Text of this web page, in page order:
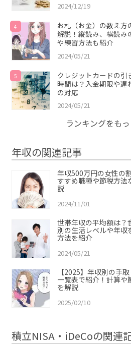
2024/12/19
4
お札（お金）の数え方
解説！縦読み、横読み
や練習方法も紹介
2024/05/21
5
クレジットカードの引
時間は？入金期限や遅
の対応
2024/05/21
ランキングをも
年収の関連記事
年収500万円の女性の
すすめ職種や節税方法
説
2024/11/01
世帯年収の平均額は？
別の生活レベルや年収
方法を紹介
2024/05/21
【2025】年収別の手
一覧表で紹介！計算や
を解説
2025/02/10
積立NISA・iDeCoの関連